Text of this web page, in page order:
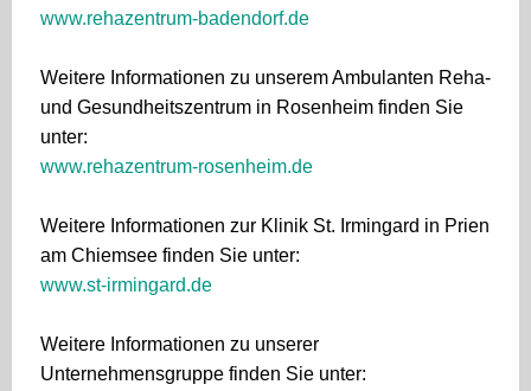
www.rehazentrum-badendorf.de
Weitere Informationen zu unserem Ambulanten Reha-
und Gesundheitszentrum in Rosenheim finden Sie
unter:
www.rehazentrum-rosenheim.de
Weitere Informationen zur Klinik St. Irmingard in Prien
am Chiemsee finden Sie unter:
www.st-irmingard.de
Weitere Informationen zu unserer
Unternehmensgruppe finden Sie unter: